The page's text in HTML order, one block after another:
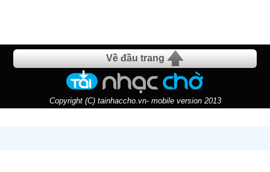
Về đầu trang
Copyright (C) tainhaccho.vn- mobile version 2013